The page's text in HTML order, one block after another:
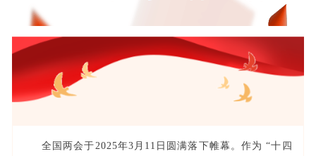
联系我们
在线预定
全国两会于2025年3月11日圆满落下帷幕。作为 “十四